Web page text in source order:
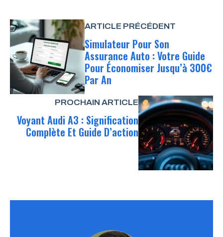
ARTICLE PRÉCÉDENT
Simulateur Pour Son
Assurance Auto : Votre Guide
Pour Économiser Jusqu’à 300€
Par An
PROCHAIN ARTICLE
Voyant Audi A3 : Signification
Complète Et Guide D’action